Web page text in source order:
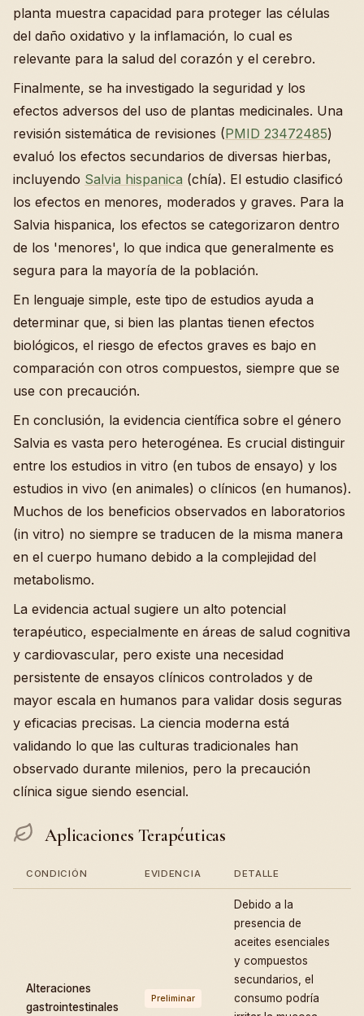
planta muestra capacidad para proteger las células
del daño oxidativo y la inflamación, lo cual es
relevante para la salud del corazón y el cerebro.
Finalmente, se ha investigado la seguridad y los
efectos adversos del uso de plantas medicinales. Una
revisión sistemática de revisiones (PMID 23472485)
evaluó los efectos secundarios de diversas hierbas,
incluyendo Salvia hispanica (chía). El estudio clasificó
los efectos en menores, moderados y graves. Para la
Salvia hispanica, los efectos se categorizaron dentro
de los 'menores', lo que indica que generalmente es
segura para la mayoría de la población.
En lenguaje simple, este tipo de estudios ayuda a
determinar que, si bien las plantas tienen efectos
biológicos, el riesgo de efectos graves es bajo en
comparación con otros compuestos, siempre que se
use con precaución.
En conclusión, la evidencia científica sobre el género
Salvia es vasta pero heterogénea. Es crucial distinguir
entre los estudios in vitro (en tubos de ensayo) y los
estudios in vivo (en animales) o clínicos (en humanos).
Muchos de los beneficios observados en laboratorios
(in vitro) no siempre se traducen de la misma manera
en el cuerpo humano debido a la complejidad del
metabolismo.
La evidencia actual sugiere un alto potencial
terapéutico, especialmente en áreas de salud cognitiva
y cardiovascular, pero existe una necesidad
persistente de ensayos clínicos controlados y de
mayor escala en humanos para validar dosis seguras
y eficacias precisas. La ciencia moderna está
validando lo que las culturas tradicionales han
observado durante milenios, pero la precaución
clínica sigue siendo esencial.
Aplicaciones Terapéuticas
CONDICIÓN EVIDENCIA DETALLE
Alteraciones
gastrointestinales
Preliminar
Debido a la
presencia de
aceites esenciales
y compuestos
secundarios, el
consumo podría